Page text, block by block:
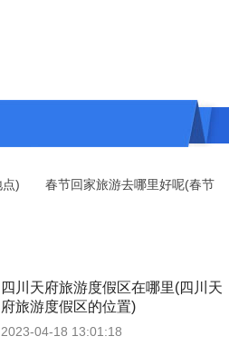
春节回家旅游去哪里好呢(春节回家
四川天府旅游度假区在哪里(四川天
府旅游度假区的位置)
2023-04-18 13:01:18